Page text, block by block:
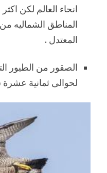
انحاء العالم لكن
المناطق الشماليه
المعتدل .
الصقور من الطيور
لحوالى ثمانية عشرة